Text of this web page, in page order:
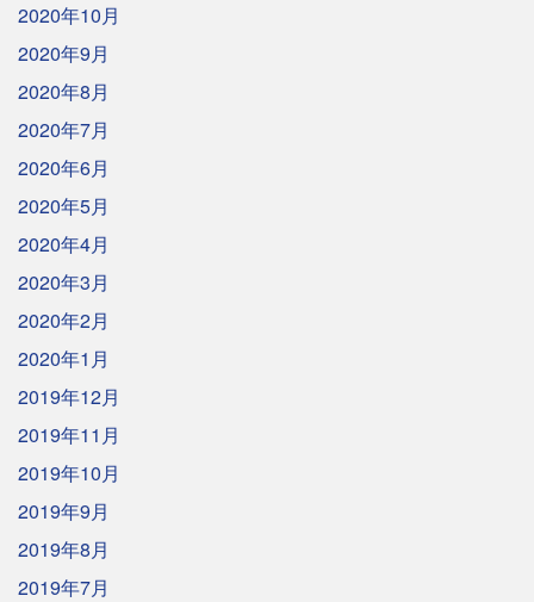
2020年10月
2020年9月
2020年8月
2020年7月
2020年6月
2020年5月
2020年4月
2020年3月
2020年2月
2020年1月
2019年12月
2019年11月
2019年10月
2019年9月
2019年8月
2019年7月